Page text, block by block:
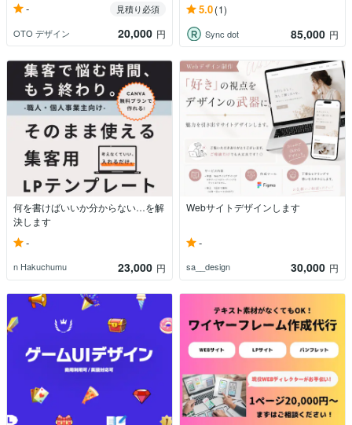
-
見積り必須
OTO デザイン
20,000 円
5.0(1)
Sync dot 85,000 円
何を書けばいいか分からない…を解
決します
-
n Hakuchumu 23,000 円
Webサイトデザインします
-
sa__design 30,000 円